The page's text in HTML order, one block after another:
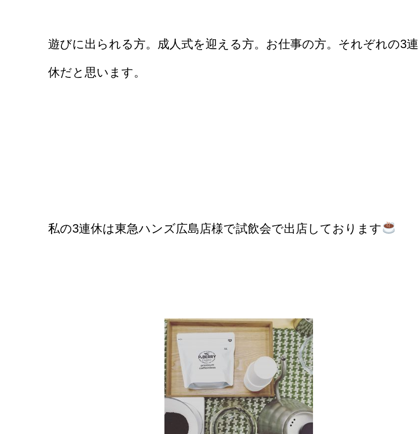
遊びに出られる方。成人式を迎える方。お仕事の方。それぞれの3連
休だと思います。
私の3連休は東急ハンズ広島店様で試飲会で出店しております